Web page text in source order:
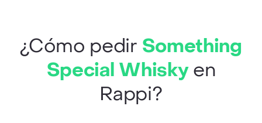
¿Cómo pedir Something
Special Whiskyen
Rappi?